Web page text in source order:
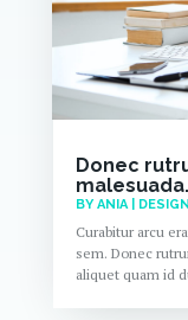
Donec
malesuada.
BYANIA| DESIGN
Curabitur arcu
sem. Donec
aliquet quam id